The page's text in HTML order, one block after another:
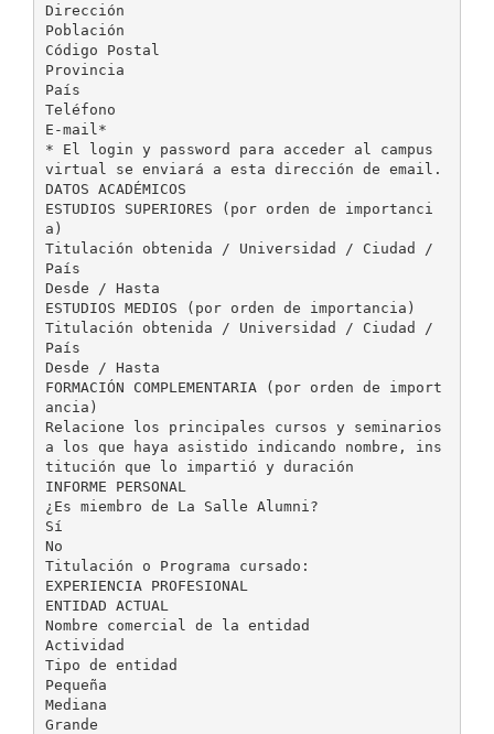
Dirección
Población
Código Postal
Provincia
País
Teléfono
E-mail*
* El login y password para acceder al campus
virtual se enviará a esta dirección de email.
DATOS ACADÉMICOS
ESTUDIOS SUPERIORES (por orden de importanci
a)
Titulación obtenida / Universidad / Ciudad /
País
Desde / Hasta
ESTUDIOS MEDIOS (por orden de importancia)
Titulación obtenida / Universidad / Ciudad /
País
Desde / Hasta
FORMACIÓN COMPLEMENTARIA (por orden de import
ancia)
Relacione los principales cursos y seminarios
a los que haya asistido indicando nombre, ins
titución que lo impartió y duración
INFORME PERSONAL
¿Es miembro de La Salle Alumni?
Sí
No
Titulación o Programa cursado:
EXPERIENCIA PROFESIONAL
ENTIDAD ACTUAL
Nombre comercial de la entidad
Actividad
Tipo de entidad
Pequeña
Mediana
Grande